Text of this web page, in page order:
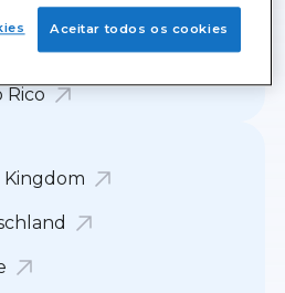
Rico
Rico
Kingdom
Aceitar todos os cookies